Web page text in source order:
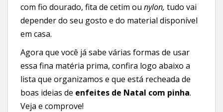
com fio dourado, fita de cetim ou nylon, tudo vai
depender do seu gosto e do material disponível
em casa.
Agora que você já sabe várias formas de usar
essa fina matéria prima, confira logo abaixo a
lista que organizamos e que está recheada de
boas ideias de enfeites de Natal com pinha.
Veja e comprove!